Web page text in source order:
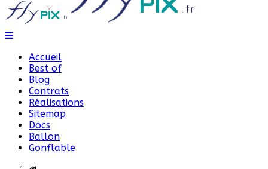
Accueil
Best of
Blog
Contrats
Réalisations
Sitemap
Docs
Ballon
Gonflable